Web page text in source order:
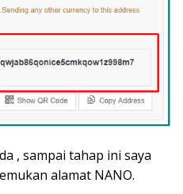
, sampai tahap ini saya
alamat NANO.